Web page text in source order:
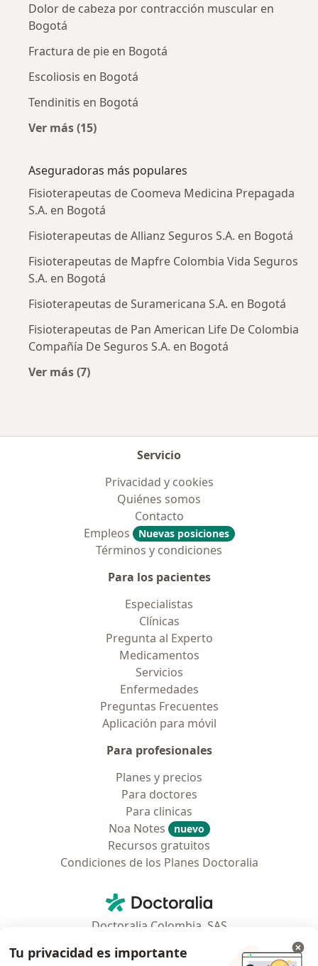
Dolor de cabeza por contracción muscular en
Bogotá
Fractura de pie en Bogotá
Escoliosis en Bogotá
Tendinitis en Bogotá
Ver más (15)
Aseguradoras más populares
Fisioterapeutas de Coomeva Medicina Prepagada
S.A. en Bogotá
Fisioterapeutas de Allianz Seguros S.A. en Bogotá
Fisioterapeutas de Mapfre Colombia Vida Seguros
S.A. en Bogotá
Fisioterapeutas de Suramericana S.A. en Bogotá
Fisioterapeutas de Pan American Life De Colombia
Compañía De Seguros S.A. en Bogotá
Ver más (7)
Servicio
Privacidad y cookies
Quiénes somos
Contacto
Empleos
Nuevas posiciones
Términos y condiciones
Para los pacientes
Especialistas
Clínicas
Pregunta al Experto
Medicamentos
Servicios
Enfermedades
Preguntas Frecuentes
Aplicación para móvil
Para profesionales
Planes y precios
Para doctores
Para clinicas
Noa Notes
nuevo
Recursos gratuitos
Condiciones de los Planes Doctoralia
Doctoralia - Página de inicio
Doctoralia Colombia, SAS
Municipio: Bogotá D.C., Colombia
Tu privacidad es importante